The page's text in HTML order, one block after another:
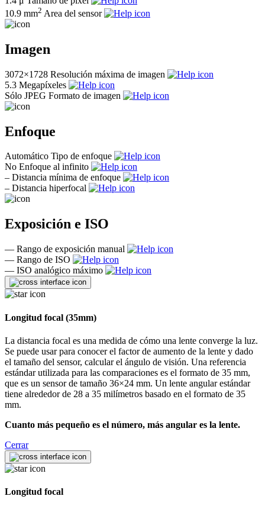
10.9 mm2 Area del sensor
Imagen
3072×1728 Resolución máxima de imagen
5.3 Megapíxeles
Sólo JPEG Formato de imagen
Enfoque
Automático Tipo de enfoque
No Enfoque al infinito
– Distancia mínima de enfoque
– Distancia hiperfocal
Exposición e ISO
— Rango de exposición manual
— Rango de ISO
— ISO analógico máximo
Longitud focal (35mm)
La distancia focal es una medida de cómo una lente converge la luz.
Se puede usar para conocer el factor de aumento de la lente y dado
el tamaño del sensor, calcular el ángulo de visión. Una referencia
estándar utilizada para las comparaciones es el formato de 35 mm,
que es un sensor de tamaño 36×24 mm. Un lente angular estándar
tiene alrededor de 28 a 35 milímetros basado en el formato de 35
mm.
Cuanto más pequeño es el número, más angular es la lente.
Cerrar
Longitud focal